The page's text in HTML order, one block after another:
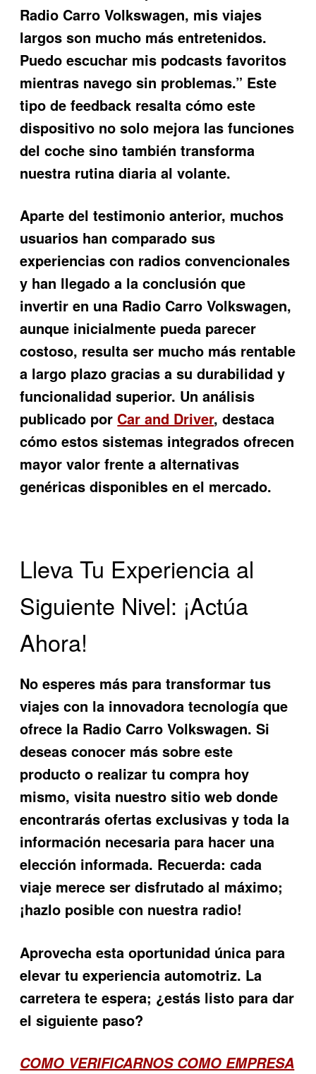
Radio Carro Volkswagen, mis viajes
largos son mucho más entretenidos.
Puedo escuchar mis podcasts favoritos
mientras navego sin problemas.” Este
tipo de feedback resalta cómo este
dispositivo no solo mejora las funciones
del coche sino también transforma
nuestra rutina diaria al volante.
Aparte del testimonio anterior, muchos
usuarios han comparado sus
experiencias con radios convencionales
y han llegado a la conclusión que
invertir en una Radio Carro Volkswagen,
aunque inicialmente pueda parecer
costoso, resulta ser mucho más rentable
a largo plazo gracias a su durabilidad y
funcionalidad superior. Un análisis
publicado por Car and Driver, destaca
cómo estos sistemas integrados ofrecen
mayor valor frente a alternativas
genéricas disponibles en el mercado.
Lleva Tu Experiencia al
Siguiente Nivel: ¡Actúa
Ahora!
No esperes más para transformar tus
viajes con la innovadora tecnología que
ofrece la Radio Carro Volkswagen. Si
deseas conocer más sobre este
producto o realizar tu compra hoy
mismo, visita nuestro sitio web donde
encontrarás ofertas exclusivas y toda la
información necesaria para hacer una
elección informada. Recuerda: cada
viaje merece ser disfrutado al máximo;
¡hazlo posible con nuestra radio!
Aprovecha esta oportunidad única para
elevar tu experiencia automotriz. La
carretera te espera; ¿estás listo para dar
el siguiente paso?
COMO VERIFICARNOS COMO EMPRESA